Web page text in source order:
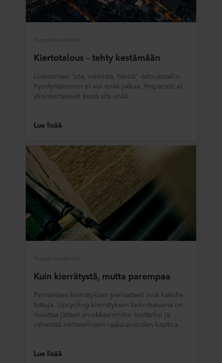
Thought Leadership
Kiertotalous – tehty kestämään
Lineaarisen ”ota, valmista, hävitä” -talousmallin
hyödyntäminen ei voi enää jatkua. Ympäristö ei
yksinkertaisesti kestä sitä enää.
Lue lisää
Thought Leadership
Kuin kierrätystä, mutta parempaa
Perinteisen kierrätyksen periaatteet ovat kaikille
tuttuja. Upcycling-kierrätyksen tarkoituksena on
muuttaa jätteet arvokkaammiksi tuotteiksi ja
vähentää neitseellisten raaka-aineiden käyttöä.
Lue lisää